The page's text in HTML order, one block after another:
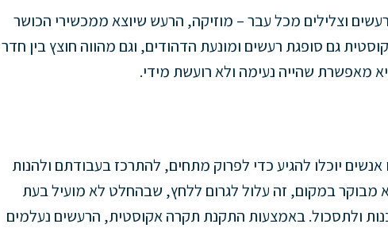
וצלילים מכל עבר – מוזיקה, הרעש שיוצא ממכשירי הכושר
גם סופגת רעשים ומונעת הדהודים, וגם מהווה חוצץ בין חדר
מאפשרת שהייה נעימה ולא רועשת מידי.
יוכלו להגיע כדי לפרוק מתחים, להתרכז בעבודתם ולהנות
מבוקר במקום, זה עלול לגרום ללחץ, שבהחלט לא מועיל בעת
ולתסכול. באמצעות התקנת תקרה אקוסטית, הרעשים נעלמים